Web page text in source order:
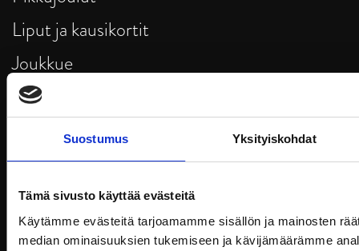
Suostumus Yksityiskohdat
Tämä sivusto käyttää evästeitä
Käytämme evästeitä tarjoamamme sisällön ja mainosten
median ominaisuuksien tukemiseen ja kävijämäärämme
Liput ja kausikortit
Joukkue
JYP-shop
Kumppanuus
VIP -palvelut ottelutapahtumissa
Uutiset
Yhteystiedot